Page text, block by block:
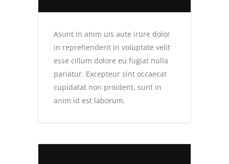
Asunt in anim uis aute irure dolor
in reprehenderit in voluptate velit
esse cillum dolore eu fugiat nulla
pariatur. Excepteur sint occaecat
cupidatat non proident, sunt in
anim id est laborum.